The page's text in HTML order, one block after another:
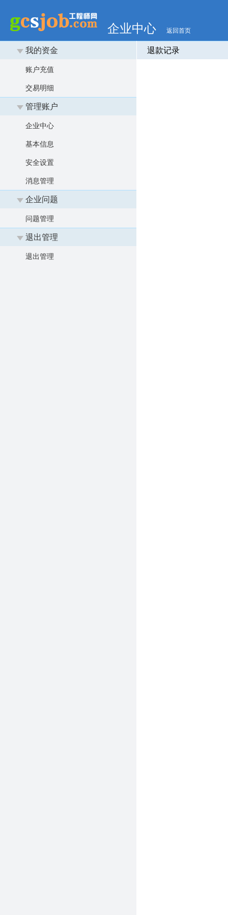
企业中心 返回首页
我的资金
账户充值
交易明细
管理账户
企业中心
基本信息
安全设置
消息管理
企业问题
问题管理
退出管理
退出管理
退款记录